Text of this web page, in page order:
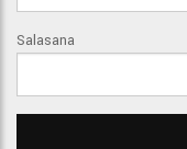
Salasana